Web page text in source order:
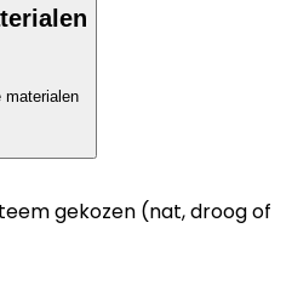
materialen
gekozen (nat, droog of